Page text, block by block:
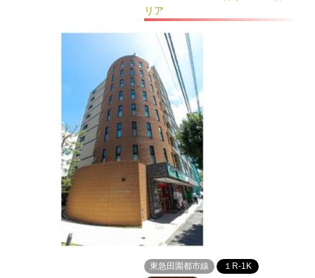
リア
東急田園都市線
１R-1K